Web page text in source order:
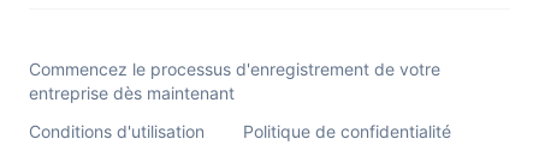
Commencez le processus d'enregistrement de votre
entreprise dès maintenant
Conditions d'utilisation
Politique de confidentialité